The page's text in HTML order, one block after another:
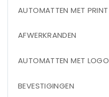
AUTOMATTEN MET PRINT
AFWERKRANDEN
AUTOMATTEN MET LOGO
BEVESTIGINGEN